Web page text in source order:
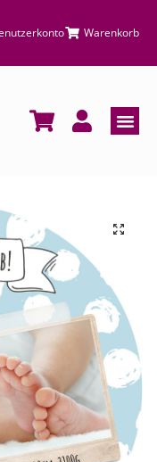
Warenkorb